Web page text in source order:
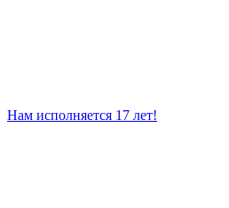
Нам исполняется 17 лет!